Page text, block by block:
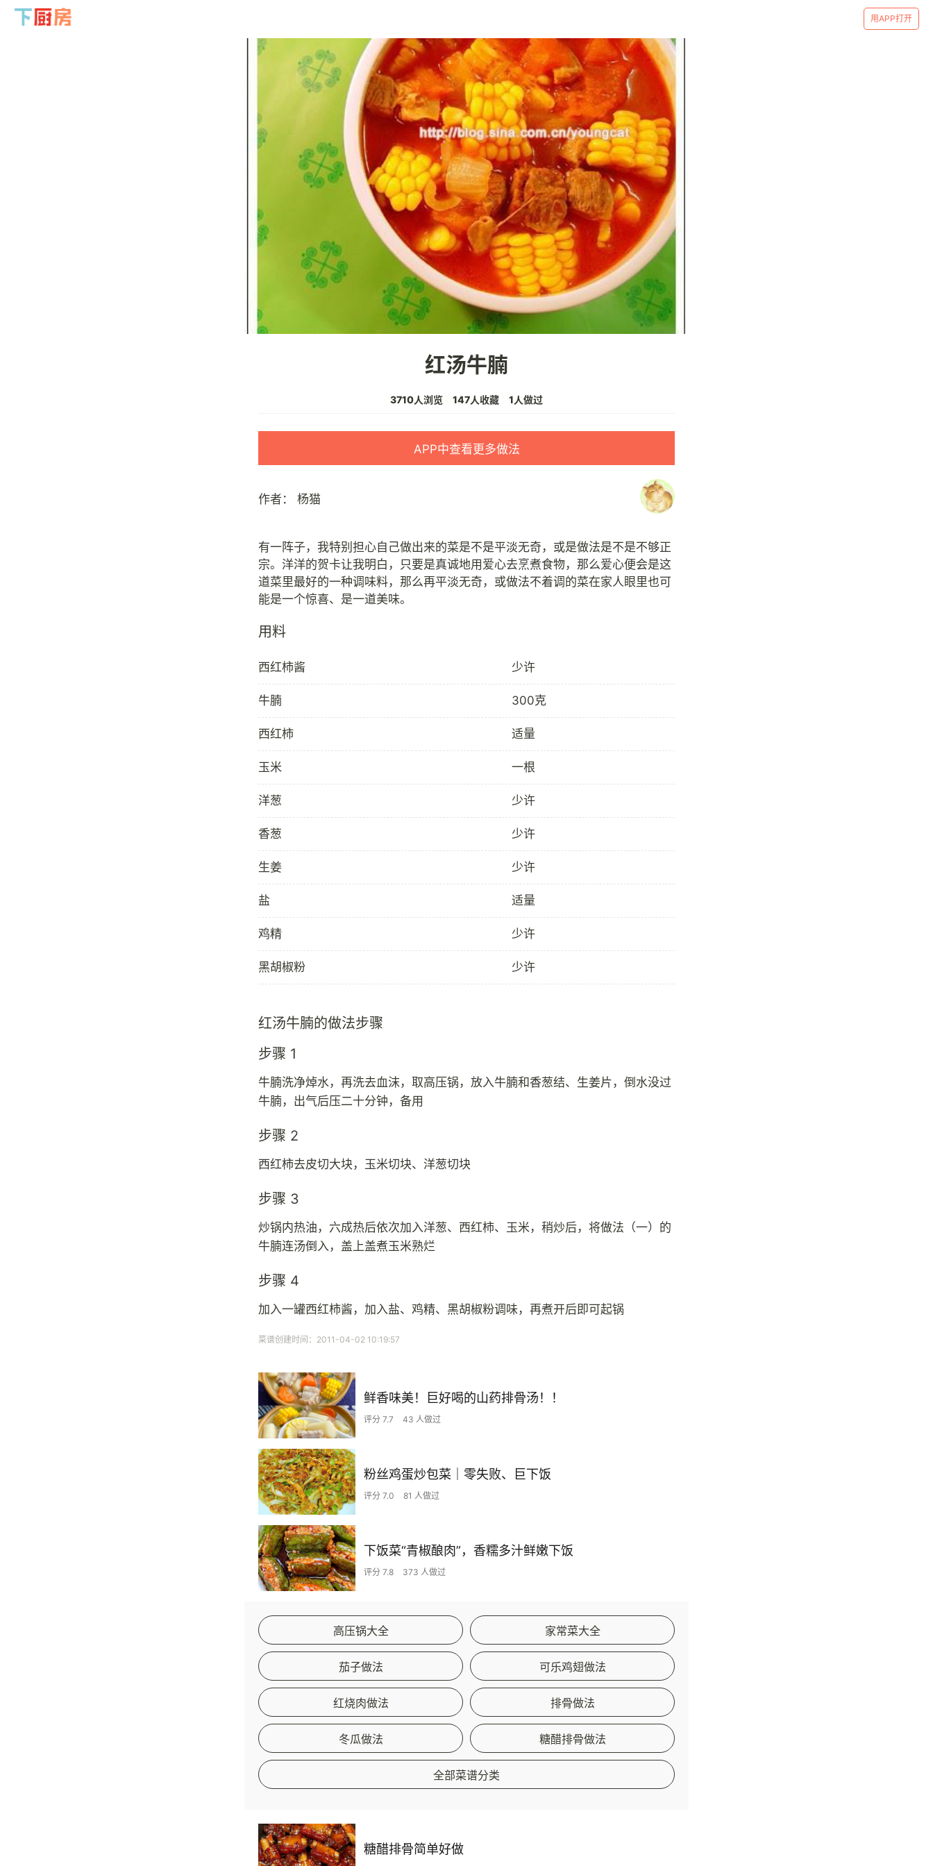
用APP打开
红汤牛腩
3710人浏览 147人收藏 1人做过
APP中查看更多做法
作者： 杨猫
有一阵子，我特别担心自己做出来的菜是不是平淡无奇，或是做法是不是不够正
宗。洋洋的贺卡让我明白，只要是真诚地用爱心去烹煮食物，那么爱心便会是这
道菜里最好的一种调味料，那么再平淡无奇，或做法不着调的菜在家人眼里也可
用料
西红柿酱 少许
牛腩 300克
西红柿 适量
玉米 一根
洋葱 少许
香葱 少许
生姜 少许
盐 适量
鸡精 少许
黑胡椒粉 少许
红汤牛腩的做法步骤
步骤 1
牛腩洗净焯水，再洗去血沫，取高压锅，放入牛腩和香葱结、生姜片，倒水没过
牛腩，出气后压二十分钟，备用
步骤 2
西红柿去皮切大块，玉米切块、洋葱切块
步骤 3
炒锅内热油，六成热后依次加入洋葱、西红柿、玉米，稍炒后，将做法（一）的
牛腩连汤倒入，盖上盖煮玉米熟烂
步骤 4
加入一罐西红柿酱，加入盐、鸡精、黑胡椒粉调味，再煮开后即可起锅
菜谱创建时间：2011-04-02 10:19:57
鲜香味美！巨好喝的山药排骨汤！！
评分 7.7 43 人做过
粉丝鸡蛋炒包菜｜零失败、巨下饭
评分 7.0 81 人做过
下饭菜“青椒酿肉”，香糯多汁鲜嫩下饭
评分 7.8 373 人做过
高压锅大全 家常菜大全
茄子做法 可乐鸡翅做法
红烧肉做法 排骨做法
冬瓜做法 糖醋排骨做法
全部菜谱分类
糖醋排骨简单好做